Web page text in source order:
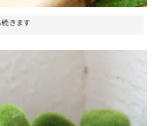
きます